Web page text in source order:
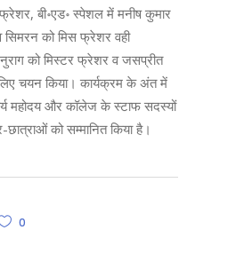
बी॰एड॰ स्पेशल में मनीष कुमार
को मिस फ्रेशर वही
को मिस्टर फ्रेशर व जसप्रीत
चयन किया। कार्यक्रम के अंत में
महोदय और कॉलेज के स्टाफ सदस्यों
छात्राओं को सम्मानित किया है।
0